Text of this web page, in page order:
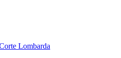
Lombarda